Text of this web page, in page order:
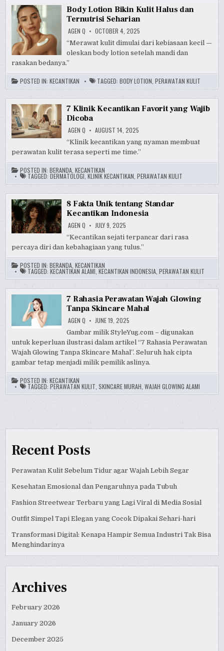
Body Lotion Bikin Kulit Halus dan
Ternutrisi Seharian
AGEN Q OCTOBER 4, 2025
“Merawat kulit dimulai dari kebiasaan kecil —
oleskan body lotion setelah mandi dan
rasakan bedanya.”
POSTED IN:KECANTIKAN TAGGED:BODY LOTION ,PERAWATAN KULIT
7 Klinik Kecantikan Favorit yang Wajib
Dicoba
AGEN Q AUGUST 14, 2025
“Klinik kecantikan yang nyaman membuat
perawatan kulit terasa seperti me time.”
POSTED IN:BERANDA ,KECANTIKAN
TAGGED:DERMATOLOGI ,KLINIK KECANTIKAN ,PERAWATAN KULIT
8 Fakta Unik tentang Standar
Kecantikan Indonesia
AGEN Q JULY 9, 2025
“Kecantikan sejati terpancar dari rasa
percaya diri dan kebahagiaan yang tulus.”
POSTED IN:BERANDA ,KECANTIKAN
TAGGED:KECANTIKAN ALAMI ,KECANTIKAN INDONESIA ,PERAWATAN KULIT
7 Rahasia Perawatan Wajah Glowing
Tanpa Skincare Mahal
AGEN Q JUNE 19, 2025
Gambar milik StyleYug.com – digunakan
untuk keperluan ilustrasi dalam artikel “7 Rahasia Perawatan
Wajah Glowing Tanpa Skincare Mahal”. Seluruh hak cipta
gambar tetap menjadi milik pemilik aslinya.
POSTED IN:KECANTIKAN
TAGGED:PERAWATAN KULIT ,SKINCARE MURAH ,WAJAH GLOWING ALAMI
Recent Posts
Perawatan Kulit Sebelum Tidur agar Wajah Lebih Segar
Kesehatan Emosional dan Pengaruhnya pada Tubuh
Fashion Streetwear Terbaru yang Lagi Viral di Media Sosial
Outfit Simpel Tapi Elegan yang Cocok Dipakai Sehari-hari
Transformasi Digital: Kenapa Hampir Semua Industri Tak Bisa
Menghindarinya
Archives
February 2026
January 2026
December 2025